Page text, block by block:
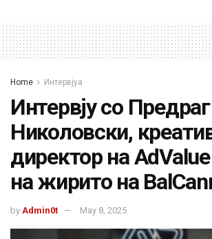
Home Интервјуа
Интервју со Предраг
Николовски,
директор на
на жирито на
by Admin0t May 8, 2025